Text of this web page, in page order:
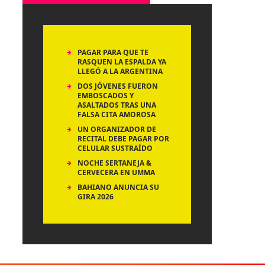
PAGAR PARA QUE TE
RASQUEN LA ESPALDA YA
LLEGÓ A LA ARGENTINA
DOS JÓVENES FUERON
EMBOSCADOS Y
ASALTADOS TRAS UNA
FALSA CITA AMOROSA
UN ORGANIZADOR DE
RECITAL DEBE PAGAR POR
CELULAR SUSTRAÍDO
NOCHE SERTANEJA &
CERVECERA EN UMMA
BAHIANO ANUNCIA SU
GIRA 2026